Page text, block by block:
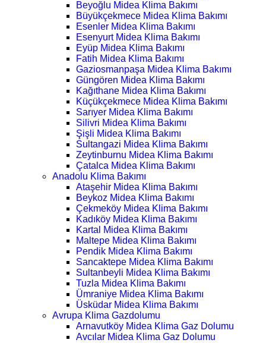
Beyoğlu Midea Klima Bakımı
Büyükçekmece Midea Klima Bakımı
Esenler Midea Klima Bakımı
Esenyurt Midea Klima Bakımı
Eyüp Midea Klima Bakımı
Fatih Midea Klima Bakımı
Gaziosmanpaşa Midea Klima Bakımı
Güngören Midea Klima Bakımı
Kağıthane Midea Klima Bakımı
Küçükçekmece Midea Klima Bakımı
Sarıyer Midea Klima Bakımı
Silivri Midea Klima Bakımı
Şişli Midea Klima Bakımı
Sultangazi Midea Klima Bakımı
Zeytinburnu Midea Klima Bakımı
Çatalca Midea Klima Bakımı
Anadolu Klima Bakımı
Ataşehir Midea Klima Bakımı
Beykoz Midea Klima Bakımı
Çekmeköy Midea Klima Bakımı
Kadıköy Midea Klima Bakımı
Kartal Midea Klima Bakımı
Maltepe Midea Klima Bakımı
Pendik Midea Klima Bakımı
Sancaktepe Midea Klima Bakımı
Sultanbeyli Midea Klima Bakımı
Tuzla Midea Klima Bakımı
Ümraniye Midea Klima Bakımı
Üsküdar Midea Klima Bakımı
Avrupa Klima Gazdolumu
Arnavutköy Midea Klima Gaz Dolumu
Avcılar Midea Klima Gaz Dolumu